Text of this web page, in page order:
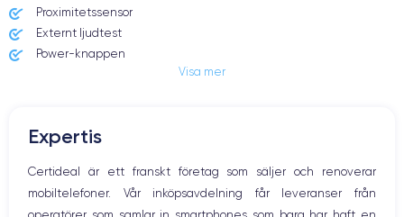
OLED 6.1 pouces
Puce A14 Bionic 6
Nom GPU Fréq. processeur
Proximitetssensor
Externt ljudtest
Power-knappen
Högtalare
Hem-knappen
Bluetooth
Visa mer
Expertis
Certideal är ett franskt företag som säljer och renoverar
mobiltelefoner. Vår inköpsavdelning får leveranser från